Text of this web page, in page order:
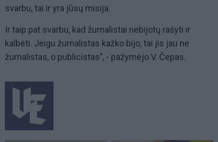
svarbu, tai ir yra jūsų misija.
Ir taip pat svarbu, kad žurnalistai nebijotų rašyti ir
kalbėti. Jeigu žurnalistas kažko bijo, tai jis jau ne
žurnalistas, o publicistas", - pažymėjo V. Čepas.